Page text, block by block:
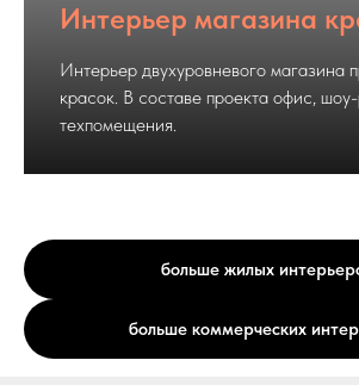
Интерьер магазина
Интерьер двухуровневого магазина
красок. В составе проекта офис,
техпомещения.
больше жилых
больше коммерческих